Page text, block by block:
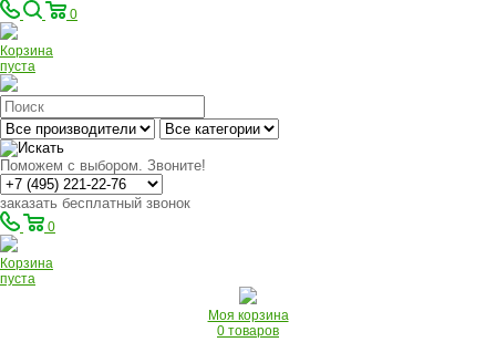
0
Корзина
пуста
Поможем с выбором. Звоните!
заказать бесплатный звонок
0
Корзина
пуста
Моя корзина
0 товаров